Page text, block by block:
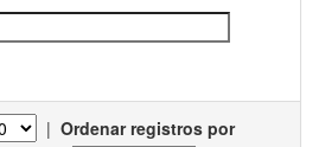
| Ordenar registros por